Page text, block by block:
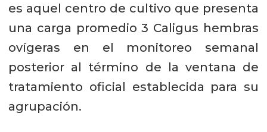
es aquel centro de cultivo que presenta
una carga promedio 3 Caligus hembras
ovígeras en el monitoreo semanal
posterior al término de la ventana de
tratamiento oficial establecida para su
agrupación.